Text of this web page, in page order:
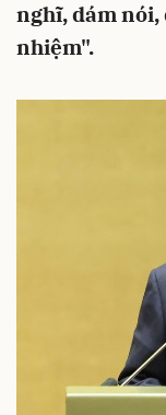
nghĩ, dám nói,
nhiệm".